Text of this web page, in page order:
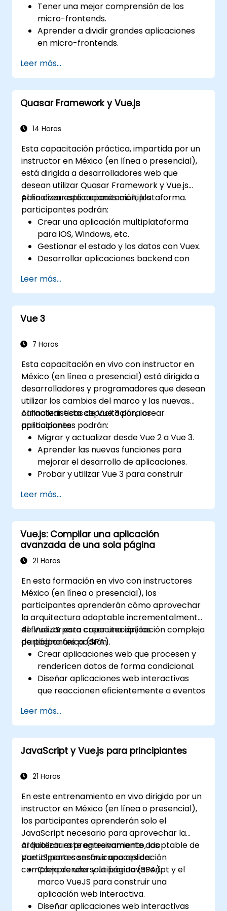
Tener una mejor comprensión de los
micro-frontends.
Aprender a dividir grandes aplicaciones
en micro-frontends.
diferentes enfoques.
Crear aplicaciones micro-frontend con
Vue.js.
Leer más...
Quasar Framework y Vue.js
14 Horas
Esta capacitación práctica, impartida por un
instructor en México (en línea o presencial),
está dirigida a desarrolladores web que
desean utilizar Quasar Framework y Vue.js
para crear aplicaciones multiplataforma.
Al finalizar esta capacitación, los
participantes podrán:
Crear una aplicación multiplataforma
para iOS, Windows, etc.
Gestionar el estado y los datos con Vuex.
Desarrollar aplicaciones backend con
Leer más...
Vue 3
7 Horas
Esta capacitación en vivo con instructor en
México (en línea o presencial) está dirigida a
desarrolladores y programadores que desean
utilizar los cambios del marco y las nuevas
características de Vue 3 para crear
aplicaciones.
Al finalizar esta capacitación, los
participantes podrán:
Migrar y actualizar desde Vue 2 a Vue 3.
Aprender las nuevas funciones para
mejorar el desarrollo de aplicaciones.
Probar y utilizar Vue 3 para construir
Leer más...
Vue.js: Compilar una aplicación
avanzada de una sola página
21 Horas
En esta formación en vivo con instructores
México (en línea o presencial), los
participantes aprenderán cómo aprovechar
la arquitectura adoptable incrementalmente
de Vue JS para crear una aplicación compleja
de página única (SPA).
Al finalizar esta capacitación, los
participantes podrán:
Crear aplicaciones web que procesen y
rendericen datos de forma condicional.
Diseñar aplicaciones web interactivas
que reaccionen eficientemente a eventos
Escribir código modular y reutilizable.
Progresar gradualmente una vista hacia
una aplicación completa de página única.
Integrar VueJS en una página web
Utilizar el ecosistema de Vue para
trabajo.
Leer más...
JavaScript y Vue.js para principiantes
21 Horas
En este entrenamiento en vivo dirigido por un
instructor en México (en línea o presencial),
los participantes aprenderán solo el
JavaScript necesario para aprovechar la
arquitectura progresivamente adoptable de
Vue JS para construir una aplicación
compleja de una sola página (SPA).
Al finalizar este entrenamiento, los
participantes serán capaces de:
Comprender y utilizar JavaScript y el
marco VueJS para construir una
aplicación web interactiva.
Diseñar aplicaciones web interactivas